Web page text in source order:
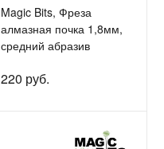
Magic Bits, Фреза
алмазная почка 1,8мм,
средний абразив
220 руб.